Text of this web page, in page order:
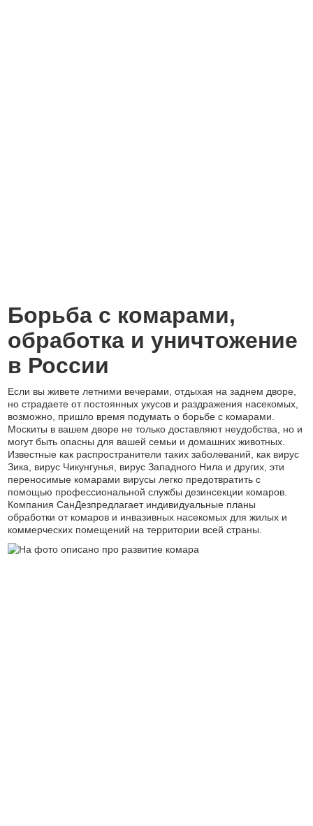
Борьба с комарами,
обработка и уничтожение
в России
Если вы живете летними вечерами, отдыхая на заднем дворе,
но страдаете от постоянных укусов и раздражения насекомых,
возможно, пришло время подумать о борьбе с комарами.
Москиты в вашем дворе не только доставляют неудобства, но и
могут быть опасны для вашей семьи и домашних животных.
Известные как распространители таких заболеваний, как вирус
Зика, вирус Чикунгунья, вирус Западного Нила и других, эти
переносимые комарами вирусы легко предотвратить с
помощью профессиональной службы дезинсекции комаров.
Компания СанДезпредлагает индивидуальные планы
обработки от комаров и инвазивных насекомых для жилых и
коммерческих помещений на территории всей страны.